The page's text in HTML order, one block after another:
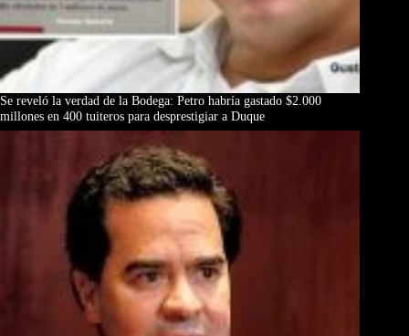
Se reveló la verdad de la Bodega: Petro habría gastado $2.000
millones en 400 tuiteros para desprestigiar a Duque